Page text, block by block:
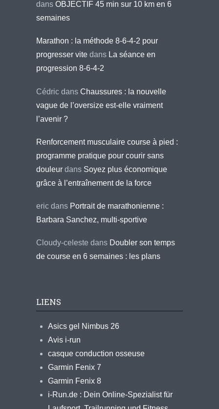
dans OBJECTIF 45 min sur 10 km en 6
semaines
Marathon : la méthode 8-6-4-2 pour
progresser vite dans La séance en
progression 8-6-4-2
Cédric dans Chaussures : la nouvelle
vague de l’oversize est-elle vraiment
l’avenir ?
Renforcement musculaire course à pied :
programme pratique pour courir sans
douleur dans Soyez plus économique
grâce à l’entraînement de la force
eric dans Portrait de marathonienne :
Barbara Sanchez, multi-sportive
Cloudy-celeste dans Doubler son temps
de course en 6 semaines : les plans
LIENS
Asics gel Nimbus 26
Avis i-run
casque conduction osseuse
Garmin Fenix 7
Garmin Fenix 8
i-Run.de : Dein Online-Spezialist für